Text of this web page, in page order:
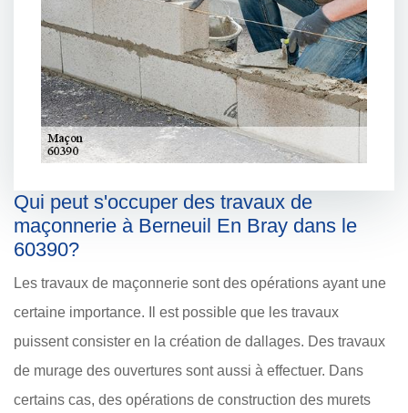
Qui peut s'occuper des travaux de
maçonnerie à Berneuil En Bray dans le
60390?
Les travaux de maçonnerie sont des opérations ayant une
certaine importance. Il est possible que les travaux
puissent consister en la création de dallages. Des travaux
de murage des ouvertures sont aussi à effectuer. Dans
certains cas, des opérations de construction des murets